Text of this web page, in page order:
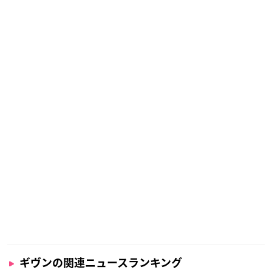
ギヴンの関連ニュースランキング